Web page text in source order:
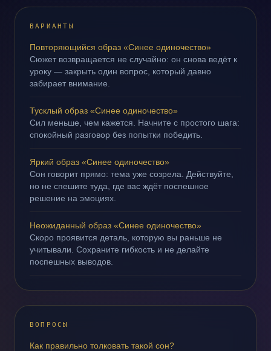
ВАРИАНТЫ
Повторяющийся образ «Синее одиночество»
Сюжет возвращается не случайно: он снова ведёт к
уроку — закрыть один вопрос, который давно
забирает внимание.
Тусклый образ «Синее одиночество»
Сил меньше, чем кажется. Начните с простого шага:
спокойный разговор без попытки победить.
Яркий образ «Синее одиночество»
Сон говорит прямо: тема уже созрела. Действуйте,
но не спешите туда, где вас ждёт поспешное
решение на эмоциях.
Неожиданный образ «Синее одиночество»
Скоро проявится деталь, которую вы раньше не
учитывали. Сохраните гибкость и не делайте
поспешных выводов.
ВОПРОСЫ
Как правильно толковать такой сон?